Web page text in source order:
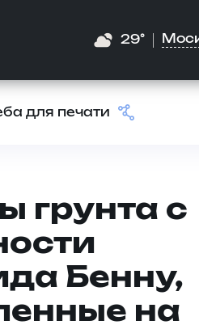
29°
для печати
грунта с
Бенну,
на